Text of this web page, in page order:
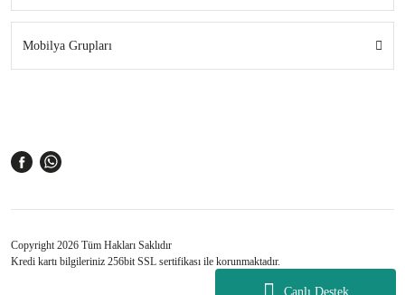
Canlı Destek
Mobilya Grupları
Copyright 2026 Tüm Hakları Saklıdır
Kredi kartı bilgileriniz 256bit SSL sertifikası ile korunmaktadır.